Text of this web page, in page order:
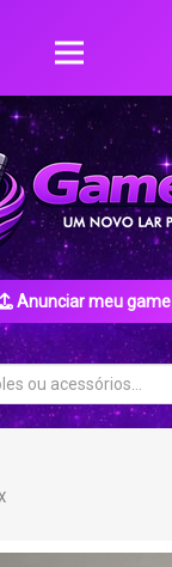
Anunciar meu game